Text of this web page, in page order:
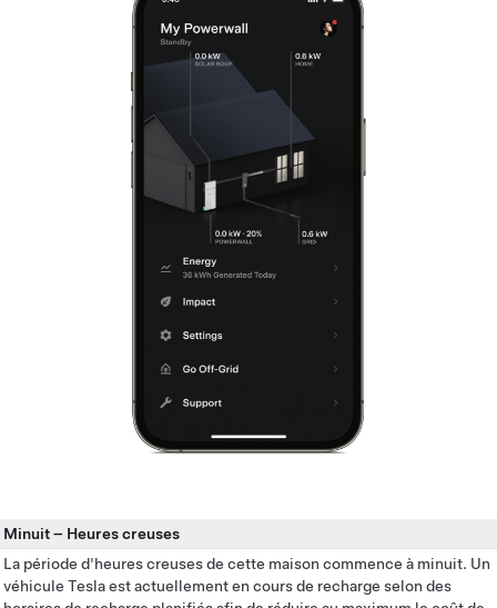
Minuit– Heures creuses
La période d'heures creuses de cette maison commence à minuit. Un
véhicule Tesla est actuellement en cours de recharge selon des